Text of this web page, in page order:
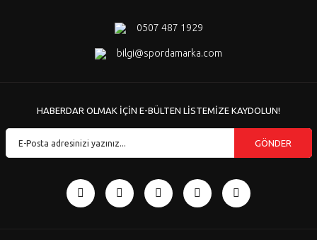
0507 487 1929
bilgi@spordamarka.com
HABERDAR OLMAK İÇİN E-BÜLTEN LİSTEMİZE KAYDOLUN!
GÖNDER